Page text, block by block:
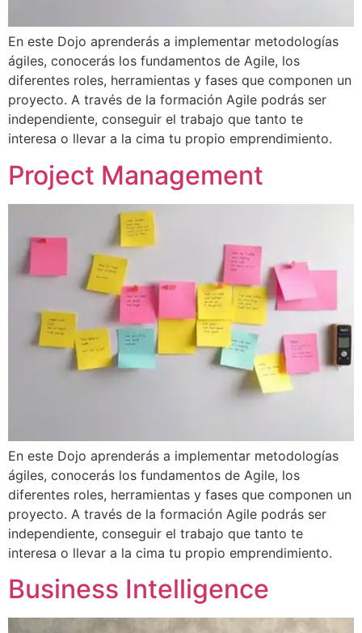
En este Dojo aprenderás a implementar metodologías
ágiles, conocerás los fundamentos de Agile, los
diferentes roles, herramientas y fases que componen un
proyecto. A través de la formación Agile podrás ser
independiente, conseguir el trabajo que tanto te
interesa o llevar a la cima tu propio emprendimiento.
Project Management
En este Dojo aprenderás a implementar metodologías
ágiles, conocerás los fundamentos de Agile, los
diferentes roles, herramientas y fases que componen un
proyecto. A través de la formación Agile podrás ser
independiente, conseguir el trabajo que tanto te
interesa o llevar a la cima tu propio emprendimiento.
Business Intelligence